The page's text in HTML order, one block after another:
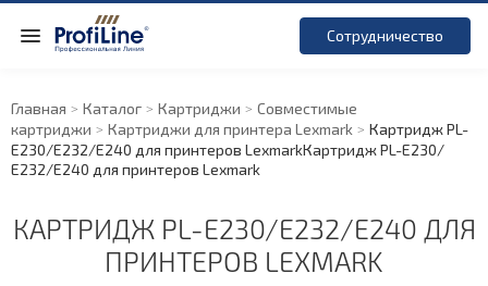
Сотрудничество
Главная Каталог Картриджи
Совместимые
картриджи
Картриджи для принтера Lexmark
Картридж PL-
E230/E232/E240 для принтеров LexmarkКартридж PL-E230/
E232/E240 для принтеров Lexmark
КАРТРИДЖ PL-E230/E232/E240 ДЛЯ
ПРИНТЕРОВ LEXMARK